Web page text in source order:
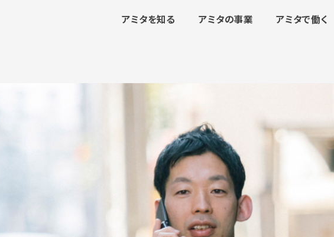
アミタを知る アミタの事業 アミタで働く